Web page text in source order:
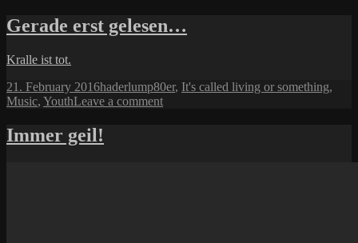
Gerade erst gelesen…
Kralle ist tot.
Posted
on
21. February 2016Author
haderlumpCategories
80er, It's called living or something,
Music, YouthLeave a commenton
Immer geil!